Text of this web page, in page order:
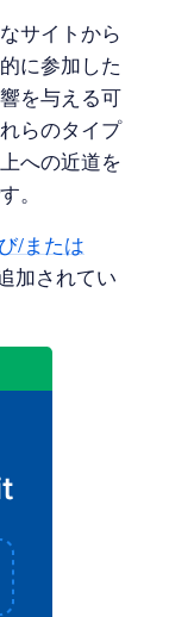
サイトから
に参加した
を与える可
らのタイプ
への近道を
。
/または
加されてい